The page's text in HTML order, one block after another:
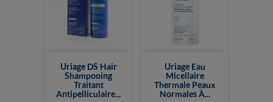
Uriage DS Hair
Shampooing
Traitant
Antipelliculaire...
Uriage Eau
Micellaire
Thermale Peaux
Normales À...